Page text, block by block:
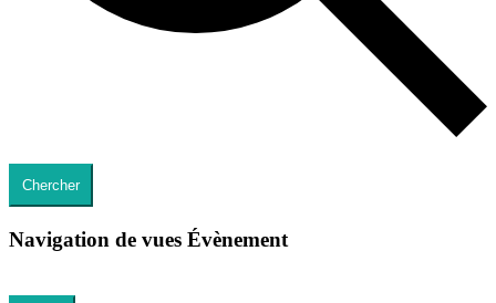
Chercher
Navigation de vues Évènement